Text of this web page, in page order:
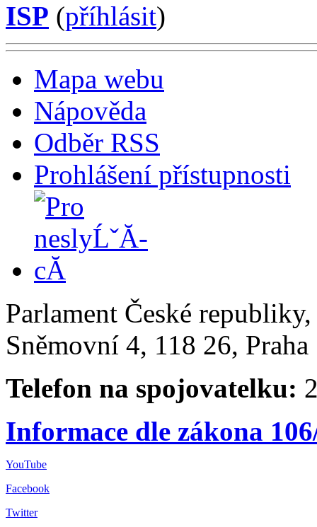
ISP (příhlásit)
Mapa webu
Nápověda
Odběr RSS
Prohlášení přístupnosti
Parlament České
Sněmovní 4, 118 26,
Telefon na spojovatelku:
Informace dle zákona
YouTube
Facebook
Twitter